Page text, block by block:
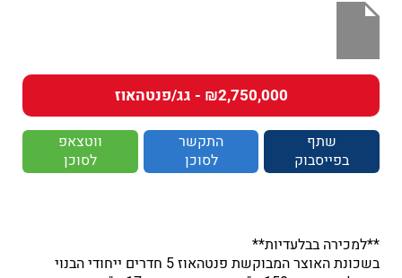
₪2,750,000 - גג/פנטהאוז
שתף
בפייסבוק
התקשר
לסוכן
ווטצאפ
לסוכן
**למכירה בבלעדיות**
בשכונת האוצר המבוקשת פנטהאוז 5 חדרים ייחודי הבנוי